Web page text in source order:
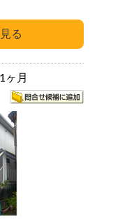
1ヶ月